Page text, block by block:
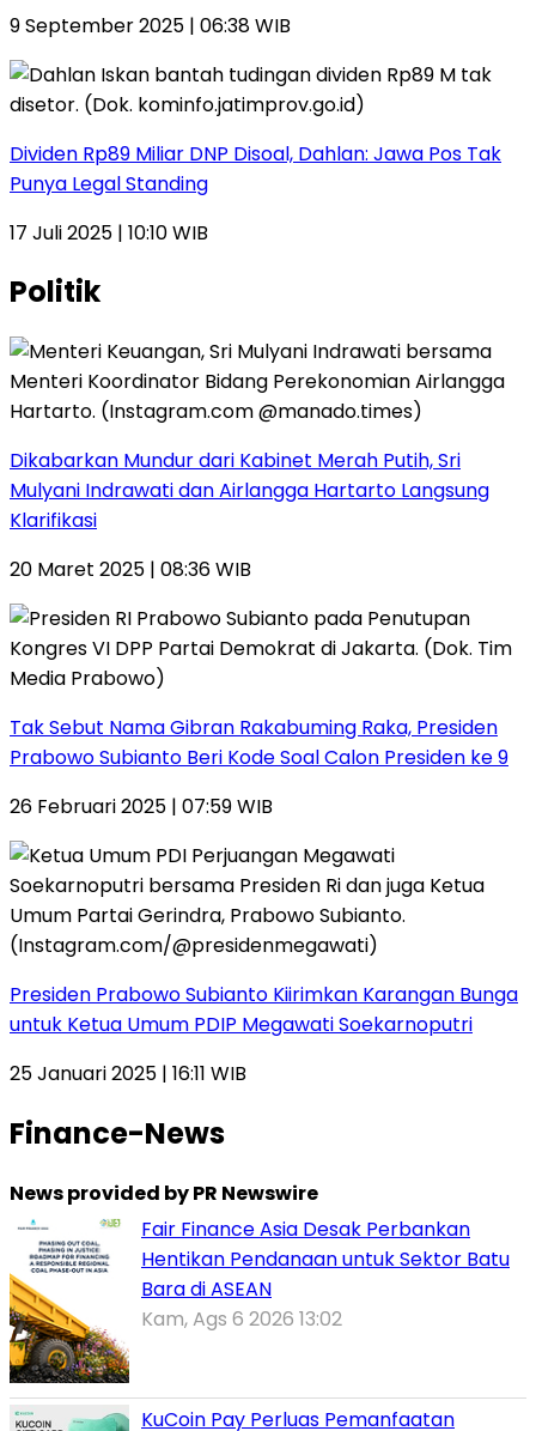
9 September 2025 | 06:38 WIB
Dividen Rp89 Miliar DNP Disoal, Dahlan: Jawa Pos Tak
Punya Legal Standing
17 Juli 2025 | 10:10 WIB
Politik
Dikabarkan Mundur dari Kabinet Merah Putih, Sri
Mulyani Indrawati dan Airlangga Hartarto Langsung
Klarifikasi
20 Maret 2025 | 08:36 WIB
Tak Sebut Nama Gibran Rakabuming Raka, Presiden
Prabowo Subianto Beri Kode Soal Calon Presiden ke 9
26 Februari 2025 | 07:59 WIB
Presiden Prabowo Subianto Kiirimkan Karangan Bunga
untuk Ketua Umum PDIP Megawati Soekarnoputri
25 Januari 2025 | 16:11 WIB
Finance-News
News provided by PR Newswire
Fair Finance Asia Desak Perbankan
Hentikan Pendanaan untuk Sektor Batu
Bara di ASEAN
Kam, Ags 6 2026 13:02
KuCoin Pay Perluas Pemanfaatan